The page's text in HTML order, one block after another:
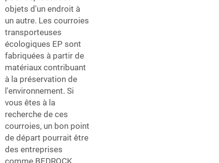
objets d'un endroit à
un autre. Les courroies
transporteuses
écologiques EP sont
fabriquées à partir de
matériaux contribuant
à la préservation de
l'environnement. Si
vous êtes à la
recherche de ces
courroies, un bon point
de départ pourrait être
des entreprises
comme BEDROCK.